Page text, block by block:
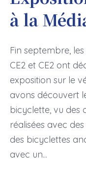
à la
Fin septembre, les
CE2 et CE2 ont
exposition sur le
avons découvert
bicyclette, vu des
réalisées avec
des bicyclettes
avec un...